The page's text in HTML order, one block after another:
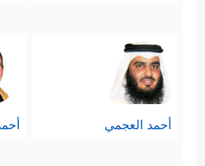
يختَصِمُون فيه؛ ولذلك
هذا المشهد بقوله:
ولا يبعُد أيضًا أن يكون
أحمد العجمي